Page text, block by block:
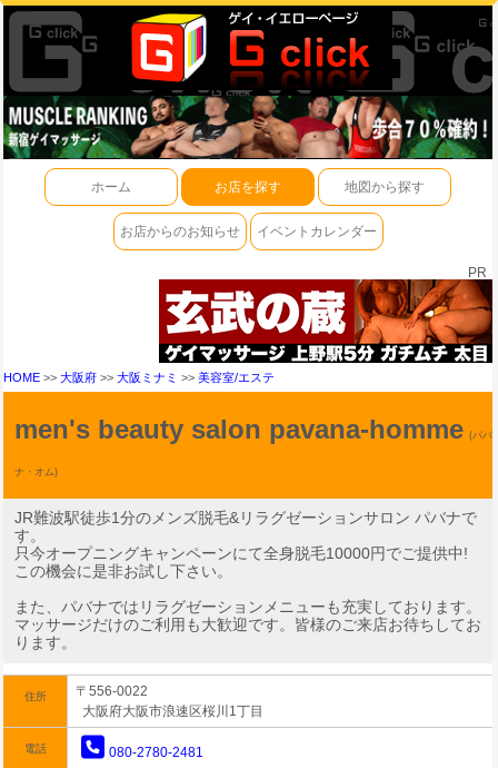
ホーム お店を探す 地図から探す
お店からのお知らせ イベントカレンダー
PR
HOME >> 大阪府 >> 大阪ミナミ >> 美容室/エステ
men's beauty salon pavana-homme (パバ
ナ・オム)
JR難波駅徒歩1分のメンズ脱毛&リラグゼーションサロン パバナで
す。
只今オープニングキャンペーンにて全身脱毛10000円でご提供中!
この機会に是非お試し下さい。
また、パバナではリラグゼーションメニューも充実しております。
マッサージだけのご利用も大歓迎です。皆様のご来店お待ちしてお
ります。
住所
〒556-0022
大阪府大阪市浪速区桜川1丁目
電話 080-2780-2481